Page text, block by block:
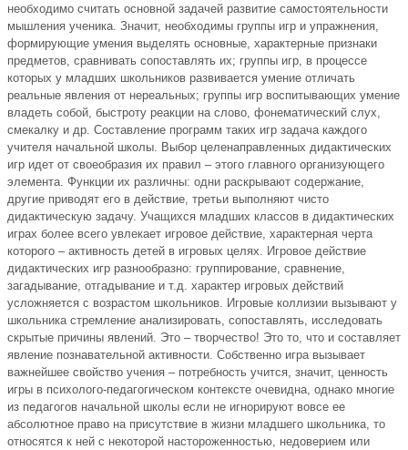
необходимо считать основной задачей развитие самостоятельности
мышления ученика. Значит, необходимы группы игр и упражнения,
формирующие умения выделять основные, характерные признаки
предметов, сравнивать сопоставлять их; группы игр, в процессе
которых у младших школьников развивается умение отличать
реальные явления от нереальных; группы игр воспитывающих умение
владеть собой, быстроту реакции на слово, фонематический слух,
смекалку и др. Составление программ таких игр задача каждого
учителя начальной школы. Выбор целенаправленных дидактических
игр идет от своеобразия их правил – этого главного организующего
элемента. Функции их различны: одни раскрывают содержание,
другие приводят его в действие, третьи выполняют чисто
дидактическую задачу. Учащихся младших классов в дидактических
играх более всего увлекает игровое действие, характерная черта
которого – активность детей в игровых целях. Игровое действие
дидактических игр разнообразно: группирование, сравнение,
загадывание, отгадывание и т.д. характер игровых действий
усложняется с возрастом школьников. Игровые коллизии вызывают у
школьника стремление анализировать, сопоставлять, исследовать
скрытые причины явлений. Это – творчество! Это то, что и составляет
явление познавательной активности. Собственно игра вызывает
важнейшее свойство учения – потребность учится, значит, ценность
игры в психолого-педагогическом контексте очевидна, однако многие
из педагогов начальной школы если не игнорируют вовсе ее
абсолютное право на присутствие в жизни младшего школьника, то
относятся к ней с некоторой настороженностью, недоверием или